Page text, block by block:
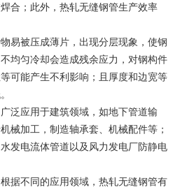
合；此外，热轧无缝钢管生产效率
易被压成薄片，出现分层现象，使钢
均匀冷却会造成残余应力，对钢构件
可能产生不利影响；且厚度和边宽等
泛应用于建筑领域，如地下管道输
械加工，制造轴承套、机械配件等；
发电流体管道以及风力发电厂防静电
据不同的应用领域，热轧无缝钢管有